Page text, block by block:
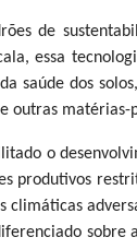
de
essa
saúde dos
outras matérias-
o
produtivos
sobre